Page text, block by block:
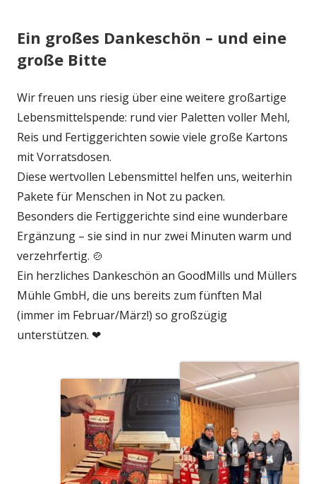
Ein großes Dankeschön – und eine
große Bitte
Wir freuen uns riesig über eine weitere großartige
Lebensmittelspende: rund vier Paletten voller Mehl,
Reis und Fertiggerichten sowie viele große Kartons
mit Vorratsdosen.
Diese wertvollen Lebensmittel helfen uns, weiterhin
Pakete für Menschen in Not zu packen.
Besonders die Fertiggerichte sind eine wunderbare
Ergänzung – sie sind in nur zwei Minuten warm und
verzehrfertig. 🍲
Ein herzliches Dankeschön an GoodMills und Müllers
Mühle GmbH, die uns bereits zum fünften Mal
(immer im Februar/März!) so großzügig
unterstützen. ❤️